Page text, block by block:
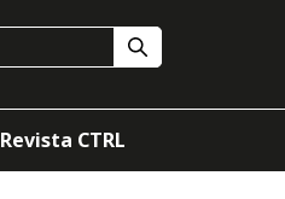
Revista CTRL